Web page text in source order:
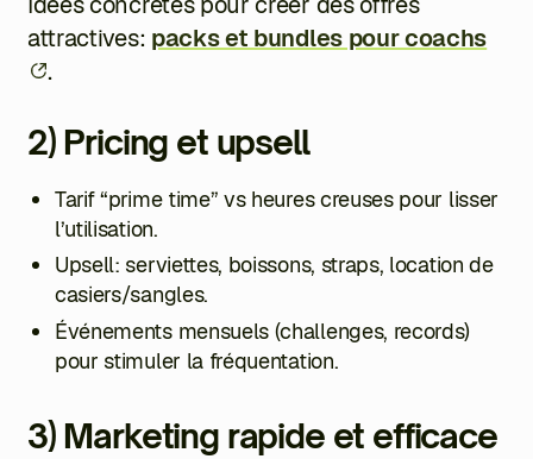
attractives: packs et bundles pour coachs
.
2) Pricing et upsell
Tarif “prime time” vs heures creuses pour lisser
l’utilisation.
Upsell: serviettes, boissons, straps, location de
casiers/sangles.
Événements mensuels (challenges, records)
pour stimuler la fréquentation.
3) Marketing rapide et efficace